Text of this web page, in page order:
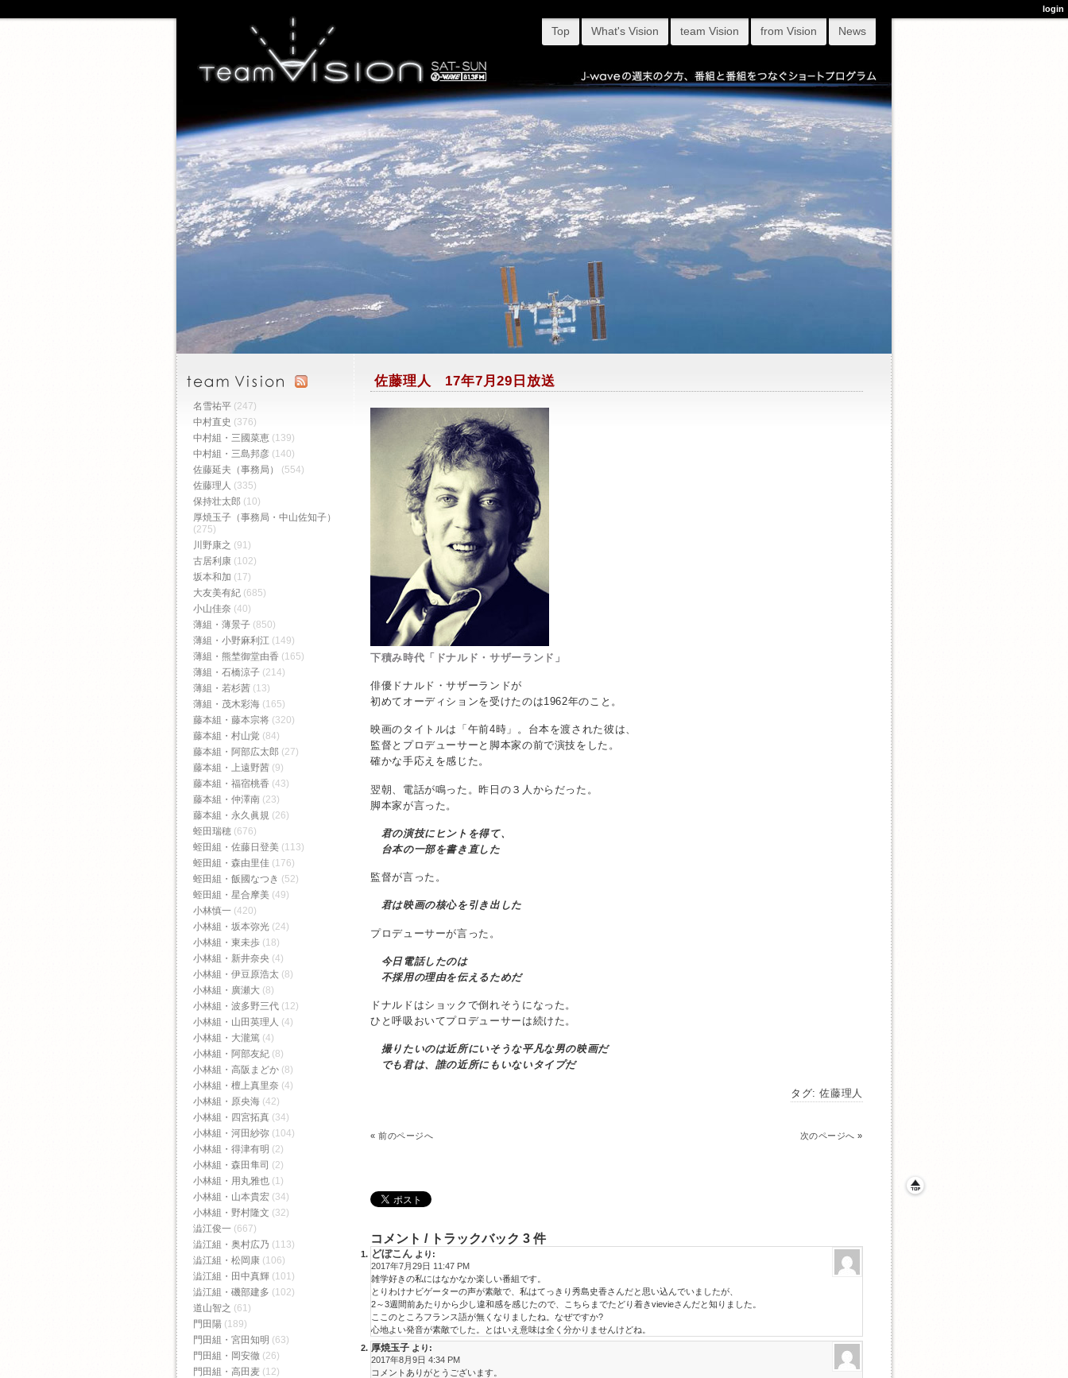
Top What's Vision team Vision from Vision News
佐藤理人 17年7月29日放送
下積み時代「ドナルド・サザーランド」
俳優ドナルド・サザーランドが
初めてオーディションを受けたのは1962年のこと。
映画のタイトルは「午前4時」。台本を渡された彼は、
監督とプロデューサーと脚本家の前で演技をした。
確かな手応えを感じた。
翌朝、電話が鳴った。昨日の３人からだった。
脚本家が言った。
君の演技にヒントを得て、
台本の一部を書き直した
監督が言った。
君は映画の核心を引き出した
プロデューサーが言った。
今日電話したのは
不採用の理由を伝えるためだ
ドナルドはショックで倒れそうになった。
ひと呼吸おいてプロデューサーは続けた。
撮りたいのは近所にいそうな平凡な男の映画だ
でも君は、誰の近所にもいないタイプだ
タグ:佐藤理人
«前のページへ 次のページへ »
コメント / トラックバック 3 件
どぼこん より:
2017年7月29日 11:47 PM
雑学好きの私にはなかなか楽しい番組です。
とりわけナビゲーターの声が素敵で、私はてっきり秀島史香さんだと思い込んでいましたが、
2～3週間前あたりから少し違和感を感じたので、こちらまでたどり着きvievieさんだと知りました。
ここのところフランス語が無くなりましたね。なぜですか?
心地よい発音が素敵でした。とはいえ意味は全く分かりませんけどね。
厚焼玉子 より:
2017年8月9日 4:34 PM
コメントありがとうございます。
名雪祐平 (247)
中村直史 (376)
中村組・三國菜恵 (139)
中村組・三島邦彦 (140)
佐藤延夫（事務局）
(554)
佐藤理人 (335)
保持壮太郎 (10)
厚焼玉子（事務局・中山佐知子）
(275)
川野康之 (91)
古居利康 (102)
坂本和加 (17)
大友美有紀 (685)
小山佳奈 (40)
薄組・薄景子 (850)
薄組・小野麻利江 (149)
薄組・熊埜御堂由香 (165)
薄組・石橋涼子 (214)
薄組・若杉茜 (13)
薄組・茂木彩海 (165)
藤本組・藤本宗将 (320)
藤本組・村山覚 (84)
藤本組・阿部広太郎 (27)
藤本組・上遠野茜 (9)
藤本組・福宿桃香‬ (43)
藤本組・仲澤南 (23)
藤本組・永久眞規 (26)
蛭田瑞穂 (676)
蛭田組・佐藤日登美 (113)
蛭田組・森由里佳 (176)
蛭田組・飯國なつき (52)
蛭田組・星合摩美 (49)
小林慎一 (420)
小林組・坂本弥光 (24)
小林組・東未歩 (18)
小林組・新井奈央 (4)
小林組・伊豆原浩太 (8)
小林組・廣瀬大 (8)
小林組・波多野三代 (12)
小林組・山田英理人 (4)
小林組・大瀧篤 (4)
小林組・阿部友紀 (8)
小林組・高阪まどか (8)
小林組・檀上真里奈 (4)
小林組・原央海 (42)
小林組・四宮拓真 (34)
小林組・河田紗弥 (104)
小林組・得津有明 (2)
小林組・森田隼司 (2)
小林組・用丸雅也 (1)
小林組・山本貴宏 (34)
小林組・野村隆文 (32)
澁江俊一 (667)
澁江組・奥村広乃 (113)
澁江組・松岡康 (106)
澁江組・田中真輝 (101)
澁江組・磯部建多 (102)
道山智之 (61)
門田陽 (189)
門田組・宮田知明 (63)
門田組・岡安徹 (26)
門田組・高田麦 (12)
login